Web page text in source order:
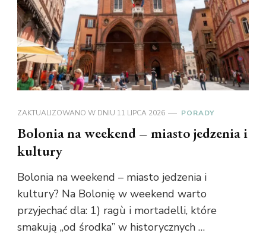
ZAKTUALIZOWANO W DNIU 11 LIPCA 2026 PORADY
Bolonia na weekend – miasto jedzenia i
kultury
Bolonia na weekend – miasto jedzenia i
kultury? Na Bolonię w weekend warto
przyjechać dla: 1) ragù i mortadelli, które
smakują „od środka” w historycznych …